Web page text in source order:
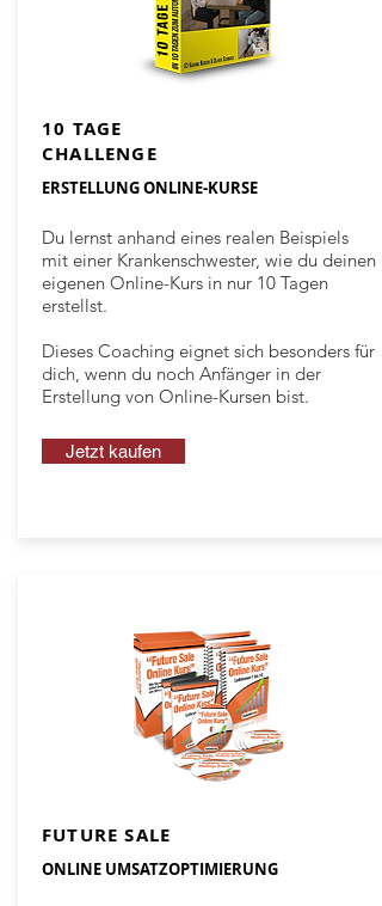
10 TAGE
CHALLENGE
ERSTELLUNG ONLINE-KURSE
Du lernst anhand eines realen Beispiels
mit einer Krankenschwester, wie du deinen
eigenen Online-Kurs in nur 10 Tagen
erstellst.
Dieses Coaching eignet sich besonders für
dich, wenn du noch Anfänger in der
Erstellung von Online-Kursen bist.
Jetzt kaufen
FUTURE SALE
ONLINE UMSATZOPTIMIERUNG